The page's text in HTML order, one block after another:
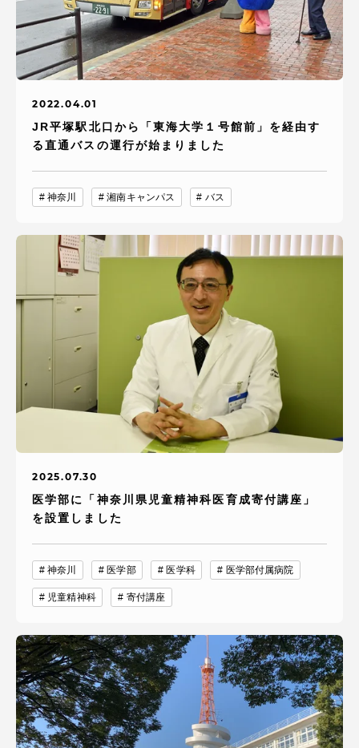
2022.04.01
JR平塚駅北口から「東海大学１号館前」を経由す
る直通バスの運行が始まりました
神奈川 湘南キャンパス バス
2025.07.30
医学部に「神奈川県児童精神科医育成寄付講座」
を設置しました
神奈川 医学部 医学科 医学部付属病院
児童精神科 寄付講座